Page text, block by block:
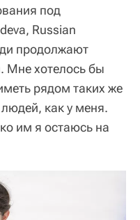
под
Russian
продолжают
Мне хотелось бы
рядом таких же
как у меня.
им я остаюсь на